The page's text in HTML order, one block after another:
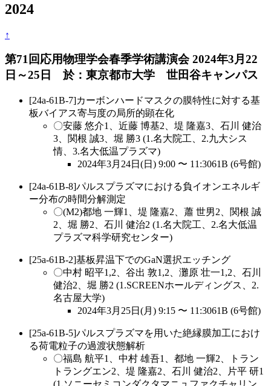
2024
↑
第71回応用物理学会春季学術講演会 2024年3月22
日～25日 於：東京都市大学 世田谷キャンパス
[24a-61B-7]カーボンハードマスクの膜特性に対する基
板バイアス寄与度の局所的顕在化
〇安藤 悠介1、近藤 博基2、堤 隆嘉3、石川 健治
3、関根 誠3、堀 勝3 (1.名大院工、2.九大シス
情、3.名大低温プラズマ)
2024年3月24日(日) 9:00 〜 11:3061B (6号館)
[24a-61B-8]パルスプラズマにおける負イオンエネルギ
ー分布の時間分解測定
〇(M2)都地 一輝1、堤 隆嘉2、蕭 世男2、関根 誠
2、堀 勝2、石川 健治2 (1.名大院工、2.名大低温
プラズマ科学研究センター)
[25a-61B-2]基板昇温下でのGaN選択エッチング
〇中村 昭平1,2、谷出 敦1,2、灘原 壮一1,2、石川
健治2、堀 勝2 (1.SCREENホールディングス、2.
名古屋大学)
2024年3月25日(月) 9:15 〜 11:3061B (6号館)
[25a-61B-5]パルスプラズマを用いた絶縁膜加工におけ
る荷電粒子の過渡状態解析
〇福島 航平1、中村 雄吾1、都地 一輝2、トラン
トラングエン2、堤 隆嘉2、石川 健治2、片平 研1